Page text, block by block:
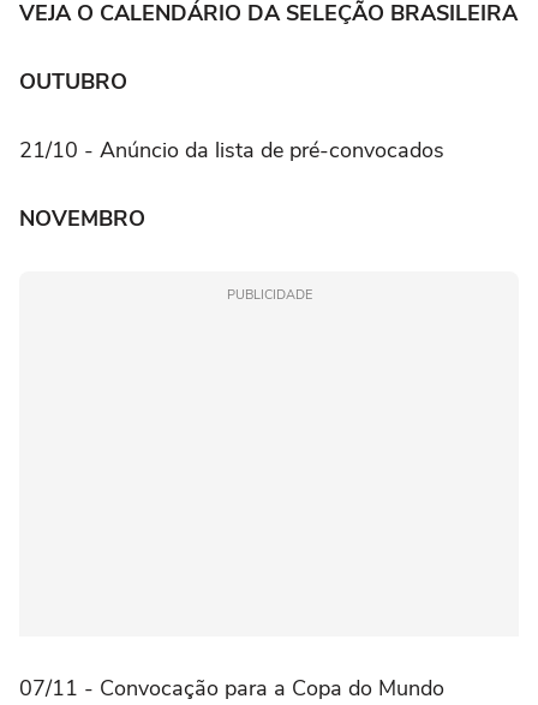
VEJA O CALENDÁRIO DA SELEÇÃO BRASILEIRA
OUTUBRO
21/10 - Anúncio da lista de pré-convocados
NOVEMBRO
PUBLICIDADE
07/11 - Convocação para a Copa do Mundo